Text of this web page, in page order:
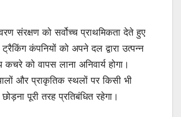
संरक्षण को सर्वोच्च प्राथमिकता देते हुए
कंपनियों को अपने दल द्वारा उत्पन्न
को वापस लाना अनिवार्य होगा।
और प्राकृतिक स्थलों पर किसी भी
पूरी तरह प्रतिबंधित रहेगा।